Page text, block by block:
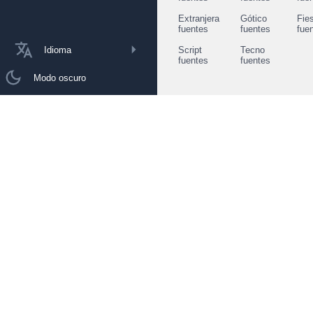
Idioma
Modo oscuro
Extranjera
fuentes
Gótico
fuentes
Script
fuentes
Tecno
fuentes